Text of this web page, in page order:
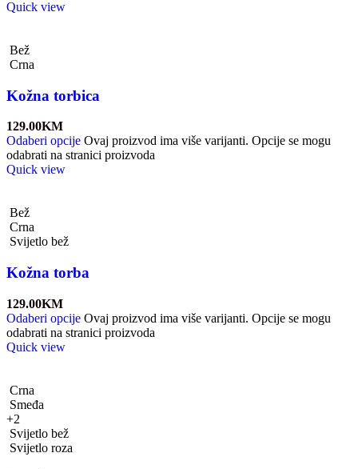
Quick view
Bež
Crna
Kožna torbica
129.00KM
Odaberi opcije Ovaj proizvod ima više varijanti. Opcije se mogu
odabrati na stranici proizvoda
Quick view
Bež
Crna
Svijetlo bež
Kožna torba
129.00KM
Odaberi opcije Ovaj proizvod ima više varijanti. Opcije se mogu
odabrati na stranici proizvoda
Quick view
Crna
Smeđa
+2
Svijetlo bež
Svijetlo roza